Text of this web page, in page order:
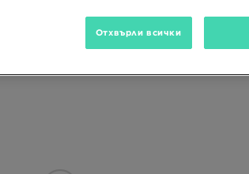
Отхвърли всички